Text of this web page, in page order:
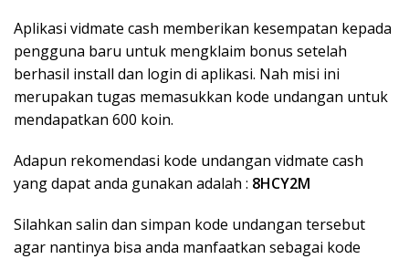
Aplikasi vidmate cash memberikan kesempatan kepada
pengguna baru untuk mengklaim bonus setelah
berhasil install dan login di aplikasi. Nah misi ini
merupakan tugas memasukkan kode undangan untuk
mendapatkan 600 koin.
Adapun rekomendasi kode undangan vidmate cash
yang dapat anda gunakan adalah : 8HCY2M
Silahkan salin dan simpan kode undangan tersebut
agar nantinya bisa anda manfaatkan sebagai kode